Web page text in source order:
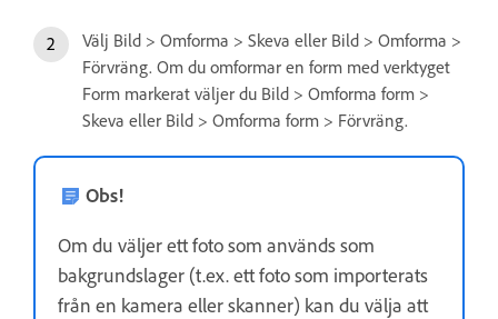
Välj Bild > Omforma > Skeva eller Bild > Omforma >
Förvräng. Om du omformar en form med verktyget
Form markerat väljer du Bild > Omforma form >
Skeva eller Bild > Omforma form > Förvräng.
Obs!
Om du väljer ett foto som används som
bakgrundslager (t.ex. ett foto som importerats
från en kamera eller skanner) kan du välja att